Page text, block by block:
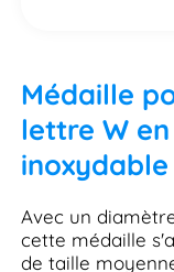
Médaille
lettre W
inoxydable
Avec un
cette médaille
de taille